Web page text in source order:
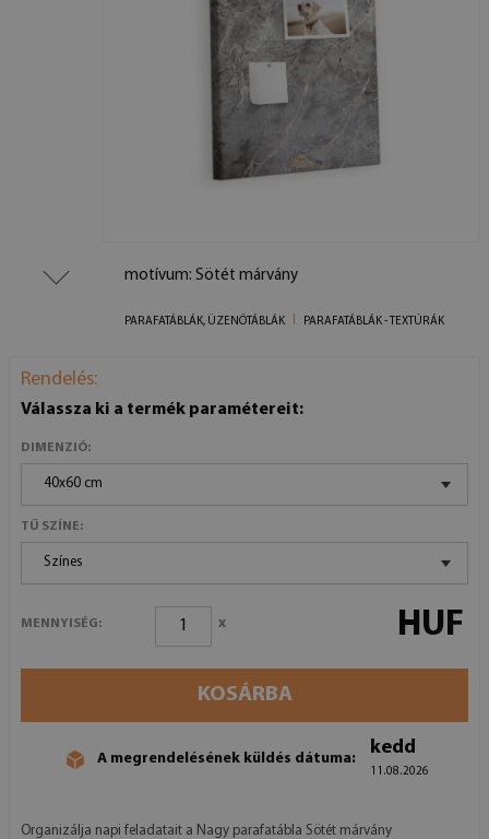
motívum: Sötét márvány
PARAFATÁBLÁK, ÜZENŐTÁBLÁK PARAFATÁBLÁK - TEXTÚRÁK
Rendelés:
Válassza ki a termék paramétereit:
DIMENZIÓ:
40x60 cm
TŰ SZÍNE:
Színes
MENNYISÉG: x HUF
KOSÁRBA
A megrendelésének küldés dátuma:
kedd
11.08.2026
Organizálja napi feladatait a Nagy parafatábla Sötét márvány